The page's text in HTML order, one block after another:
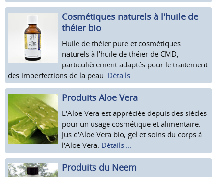
Cosmétiques naturels à l'huile de
théier bio
Huile de théier pure et cosmétiques
naturels à l'huile de théier de CMD,
particulièrement adaptés pour le traitement
des imperfections de la peau. Détails ...
Produits Aloe Vera
L'Aloe Vera est appréciée depuis des siècles
pour un usage cosmétique et alimentaire.
Jus d'Aloe Vera bio, gel et soins du corps à
l'Aloe Vera. Détails ...
Produits du Neem